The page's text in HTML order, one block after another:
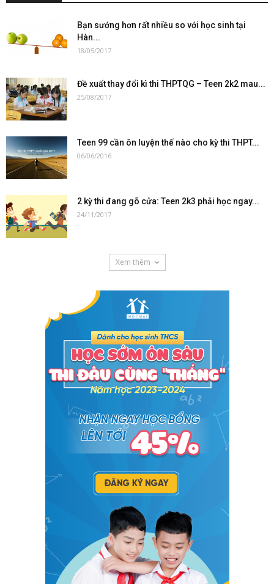
Bạn sướng hơn rất nhiều so với học sinh tại
Hàn...
18/05/2017
Đề xuất thay đổi kì thi THPTQG – Teen 2k2 mau...
25/08/2017
Teen 99 cần ôn luyện thế nào cho kỳ thi THPT...
06/06/2016
2 kỳ thi đang gõ cửa: Teen 2k3 phải học ngay...
24/11/2017
Xem thêm